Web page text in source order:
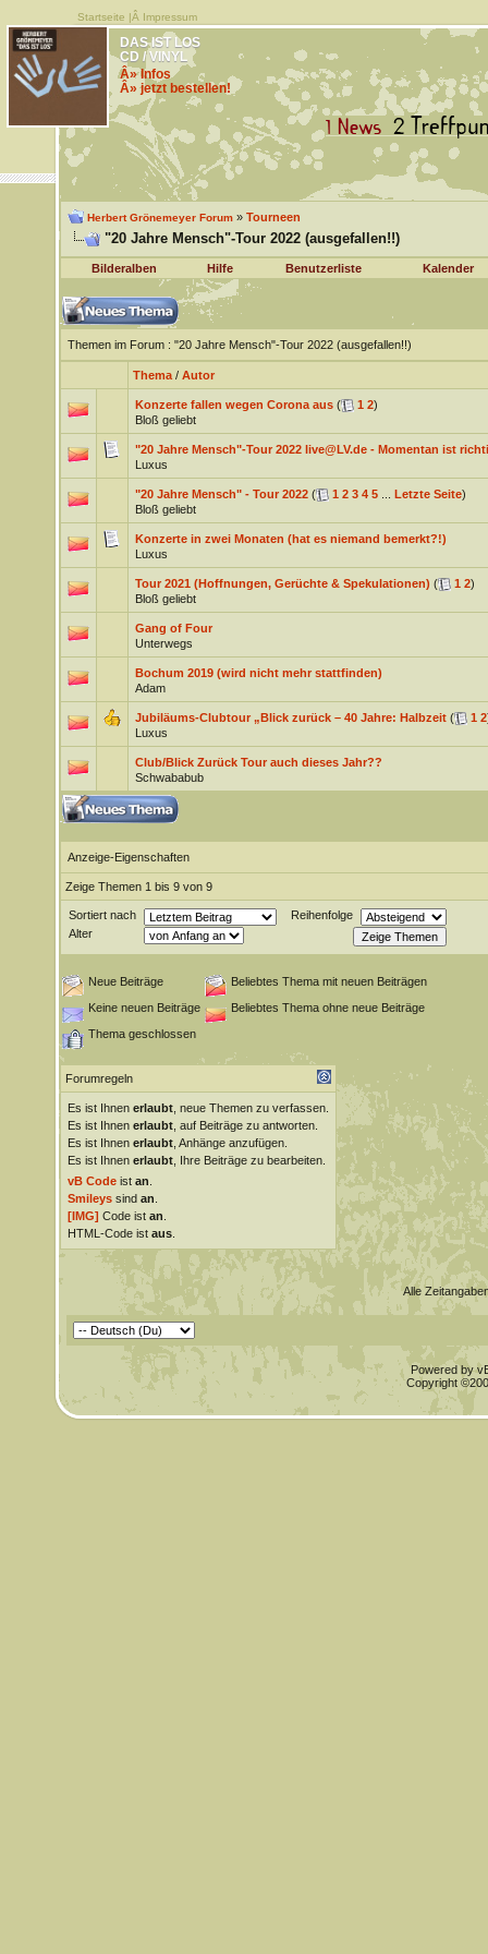
Startseite |Â Impressum
DAS IST LOS
CD / VINYL
Â» Infos
Â» jetzt bestellen!
Herbert Grönemeyer Forum» Tourneen
"20 Jahre Mensch"-Tour 2022 (ausgefallen!!)
Bilderalben Hilfe Benutzerliste Kalender
Themen im Forum: "20 Jahre Mensch"-Tour 2022 (ausgefallen!!)
Thema/ Autor
Konzerte fallen wegen Corona aus ( 1 2)
Bloß geliebt
"20 Jahre Mensch"-Tour 2022 live@LV.de - Momentan ist
Luxus
"20 Jahre Mensch" - Tour 2022 ( 1 2 3 4 5... Letzte Seite)
Bloß geliebt
Konzerte in zwei Monaten (hat es niemand bemerkt?!)
Luxus
Tour 2021 (Hoffnungen, Gerüchte & Spekulationen) ( 1 2)
Bloß geliebt
Gang of Four
Unterwegs
Bochum 2019 (wird nicht mehr stattfinden)
Adam
Jubiläums-Clubtour „Blick zurück – 40 Jahre: Halbzeit ( 1 2
Luxus
Club/Blick Zurück Tour auch dieses Jahr??
Schwababub
Anzeige-Eigenschaften
Zeige Themen 1 bis 9 von 9
Sortiert nach
Reihenfolge
Alter
Neue Beiträge
Beliebtes Thema mit neuen Beiträgen
Keine neuen Beiträge
Beliebtes Thema ohne neue Beiträge
Thema geschlossen
Forumregeln
Es ist Ihnen erlaubt, neue Themen zu verfassen.
Es ist Ihnen erlaubt, auf Beiträge zu antworten.
Es ist Ihnen erlaubt, Anhänge anzufügen.
Es ist Ihnen erlaubt, Ihre Beiträge zu bearbeiten.
vB Codeist an
Smileyssind an
[IMG] Code ist an
HTML-Code ist aus.
Alle
Powered by
Copyright